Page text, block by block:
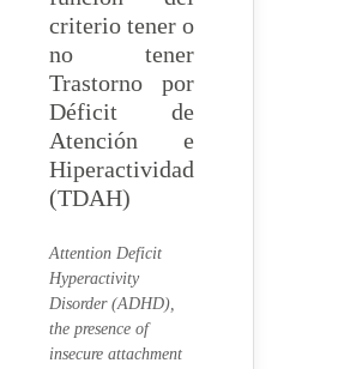
criterio tener o
no tener
Trastorno por
Déficit de
Atención e
Hiperactividad
(TDAH)
Attention Deficit
Hyperactivity
Disorder (ADHD),
the presence of
insecure attachment